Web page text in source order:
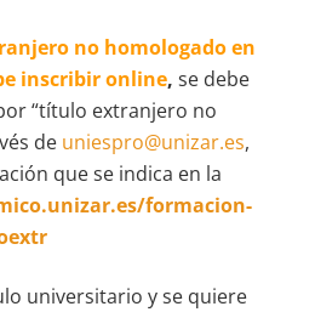
no homologado en
inscribir online, se debe
“título extranjero no
de uniespro@unizar.es,
que se indica en la
formacion-
universitario y se quiere